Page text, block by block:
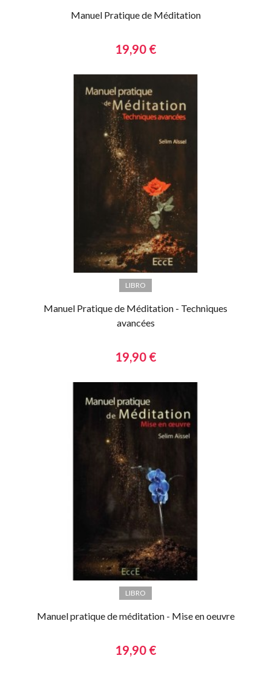
Manuel Pratique de Méditation
19,90 €
LIBRO
Manuel Pratique de Méditation - Techniques
avancées
19,90 €
LIBRO
Manuel pratique de méditation - Mise en oeuvre
19,90 €